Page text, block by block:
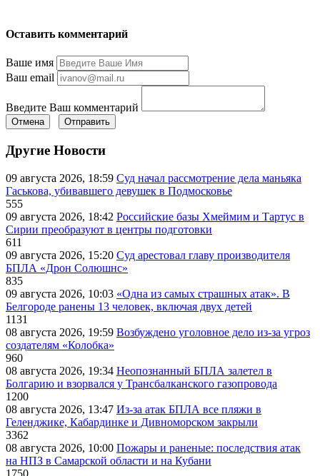
Оставить комментарий
Ваше имя
Ваш email
Введите Ваш комментарий
Отмена Отправить
Другие Новости
09 августа 2026, 18:59 Суд начал рассмотрение дела маньяка
Гаськова, убивавшего девушек в Подмосковье
555
09 августа 2026, 18:42 Российские базы Хмеймим и Тартус в
Сирии преобразуют в центры подготовки
611
09 августа 2026, 15:20 Суд арестовал главу производителя
БПЛА «Дрон Солюшнс»
835
09 августа 2026, 10:03 «Одна из самых страшных атак». В
Белгороде ранены 13 человек, включая двух детей
1131
08 августа 2026, 19:59 Возбуждено уголовное дело из-за угроз
создателям «Колобка»
960
08 августа 2026, 19:34 Неопознанный БПЛА залетел в
Болгарию и взорвался у Трансбалканского газопровода
1200
08 августа 2026, 13:47 Из-за атак БПЛА все пляжи в
Геленджике, Кабардинке и Дивноморском закрыли
3362
08 августа 2026, 10:00 Пожары и раненые: последствия атак
на НПЗ в Самарской области и на Кубани
1750